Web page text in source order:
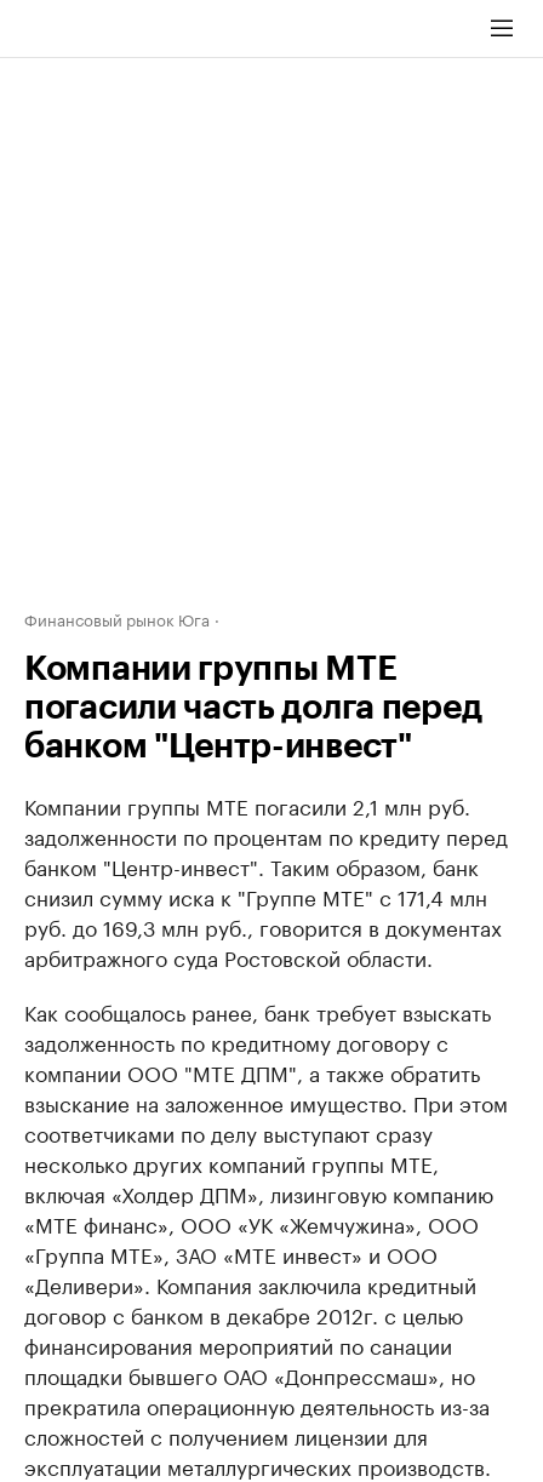
Финансовый рынок Юга
Компании группы МТЕ
погасили часть долга перед
банком "Центр-инвест"
Компании группы МТЕ погасили 2,1 млн руб.
задолженности по процентам по кредиту перед
банком "Центр-инвест". Таким образом, банк
снизил сумму иска к "Группе МТЕ" с 171,4 млн
руб. до 169,3 млн руб., говорится в документах
арбитражного суда Ростовской области.
Как сообщалось ранее, банк требует взыскать
задолженность по кредитному договору с
компании ООО "МТЕ ДПМ", а также обратить
взыскание на заложенное имущество. При этом
соответчиками по делу выступают сразу
несколько других компаний группы МТЕ,
включая «Холдер ДПМ», лизинговую компанию
«МТЕ финанс», ООО «УК «Жемчужина», ООО
«Группа МТЕ», ЗАО «МТЕ инвест» и ООО
«Деливери». Компания заключила кредитный
договор с банком в декабре 2012г. с целью
финансирования мероприятий по санации
площадки бывшего ОАО «Донпрессмаш», но
прекратила операционную деятельность из-за
сложностей с получением лицензии для
эксплуатации металлургических производств.